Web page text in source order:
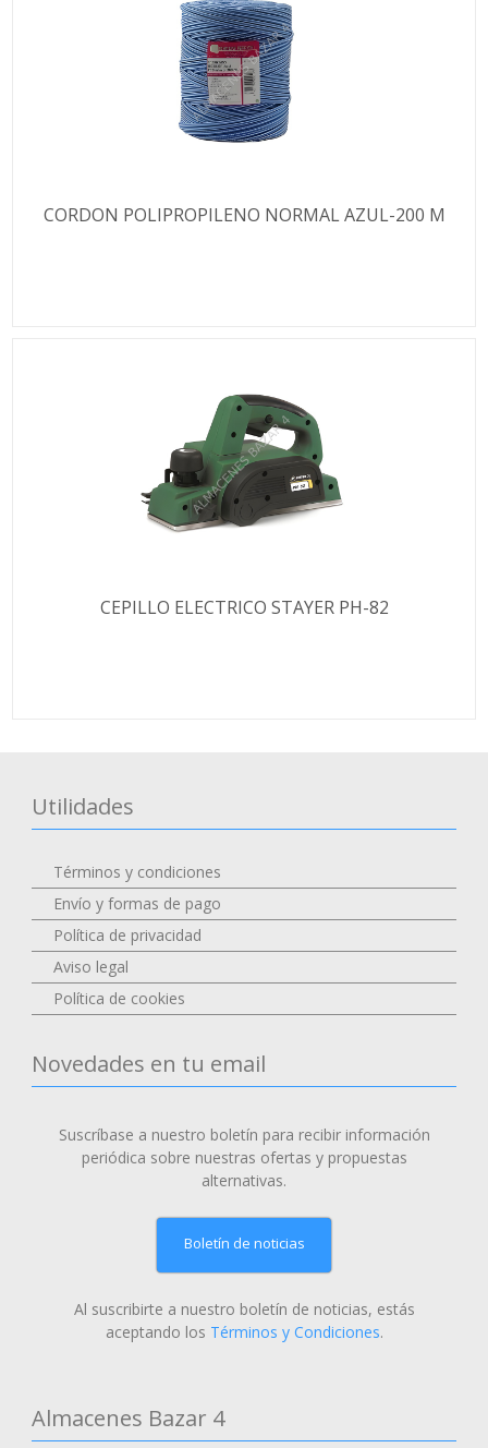
CORDON POLIPROPILENO NORMAL AZUL-200 M
CEPILLO ELECTRICO STAYER PH-82
Utilidades
Términos y condiciones
Envío y formas de pago
Política de privacidad
Aviso legal
Política de cookies
Novedades en tu email
Suscríbase a nuestro boletín para recibir información
periódica sobre nuestras ofertas y propuestas
alternativas.
Boletín de noticias
Al suscribirte a nuestro boletín de noticias, estás
aceptando los Términos y Condiciones.
Almacenes Bazar 4